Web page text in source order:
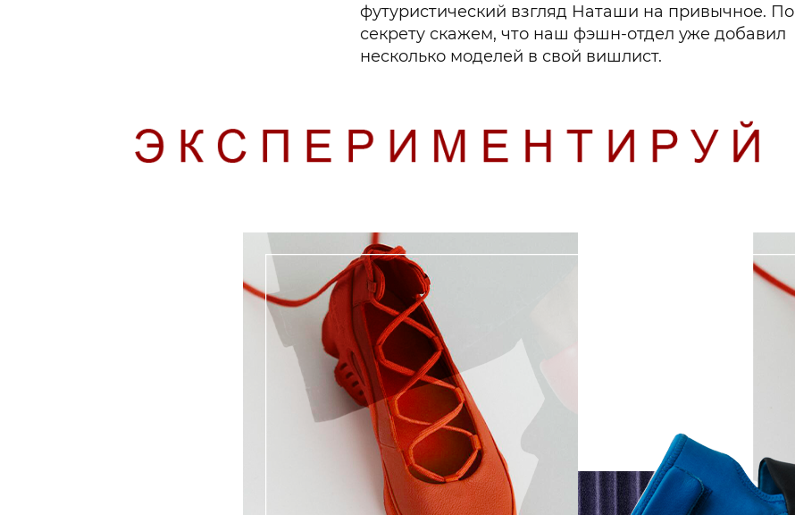
футуристический взгляд Наташи на привычное. По
секрету скажем, что наш фэшн-отдел уже добавил
несколько моделей в свой вишлист.